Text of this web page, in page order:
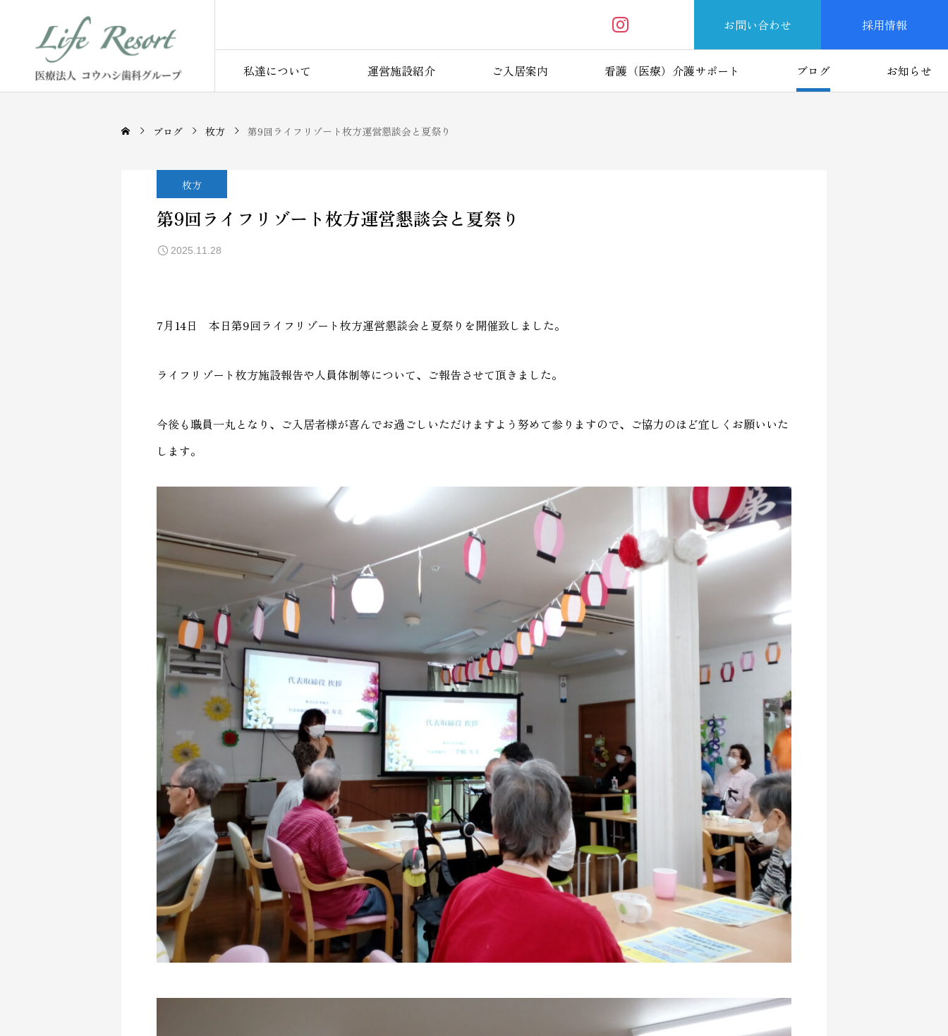
お問い合わせ 採用情報
私達について 運営施設紹介 ご入居案内 看護（医療）介護サポート ブログ お知らせ
ブログ 枚方 第9回ライフリゾート枚方運営懇談会と夏祭り
枚方
第9回ライフリゾート枚方運営懇談会と夏祭り
2025.11.28
7月14日 本日第9回ライフリゾート枚方運営懇談会と夏祭りを開催致しました。
ライフリゾート枚方施設報告や人員体制等について、ご報告させて頂きました。
今後も職員一丸となり、ご入居者様が喜んでお過ごしいただけますよう努めて参りますので、ご協力のほど宜しくお願いいた
します。